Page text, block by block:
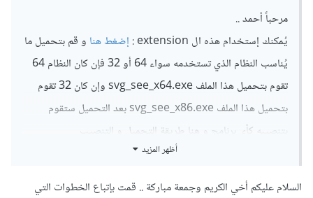
مرحباً أحمد ..
يُمكنك إستخدام هذه ال extension :
إضغط هناو قم بتحميل ما
يُناسب النظام الذي تستخدمه سواء 64 أو 32 فإن كان النظام 64
تقوم بتحميل هذا الملف svg_see_x64.exe وإن كان 32 تقوم
بتحميل هذا الملف svg_see_x86.exe بعد التحميل ستقوم
بتنصيبه كأي برنامج و هنا طريقة التحميل و التنصيب
أظهر المزيد
السلام عليكم أخي الكريم وجمعة مباركة .. قمت بإتباع الخطوات التي